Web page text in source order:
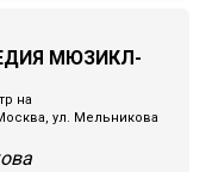
МЮЗИКЛ-
на
ул. Мельникова